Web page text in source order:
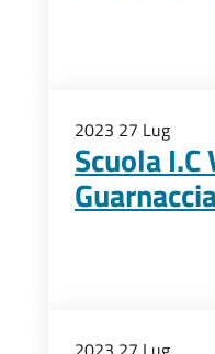
2023 27 Lug
Scuola I.C